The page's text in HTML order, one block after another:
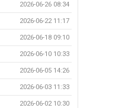
2026-06-26 08:34
2026-06-22 11:17
2026-06-18 09:10
2026-06-10 10:33
2026-06-05 14:26
2026-06-03 11:33
2026-06-02 10:30